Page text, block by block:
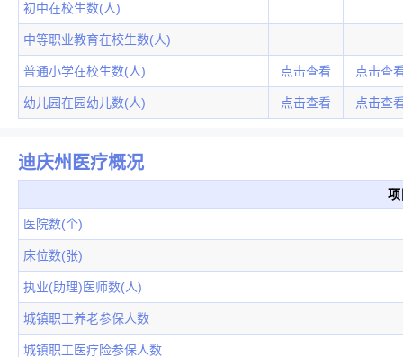
初中在校生数(人)
中等职业教育在校生数(人)
普通小学在校生数(人) 点击查看 点击查
幼儿园在园幼儿数(人) 点击查看 点击查
迪庆州医疗概况
项
医院数(个)
床位数(张)
执业(助理)医师数(人)
城镇职工养老参保人数
城镇职工医疗险参保人数